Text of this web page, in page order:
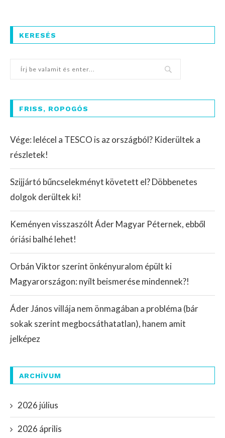
KERESÉS
FRISS, ROPOGÓS
Vége: lelécel a TESCO is az országból? Kiderültek a
részletek!
Szijjártó bűncselekményt követett el? Döbbenetes
dolgok derültek ki!
Keményen visszaszólt Áder Magyar Péternek, ebből
óriási balhé lehet!
Orbán Viktor szerint önkényuralom épült ki
Magyarországon: nyílt beismerése mindennek?!
Áder János villája nem önmagában a probléma (bár
sokak szerint megbocsáthatatlan), hanem amit
jelképez
ARCHÍVUM
2026 július
2026 április